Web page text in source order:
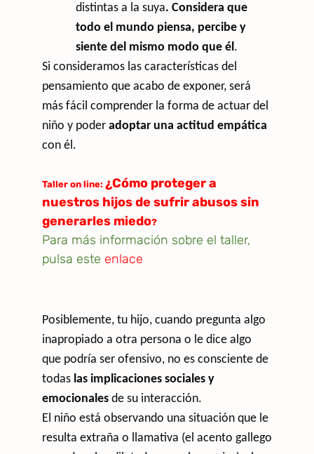
distintas a la suya. Considera que
todo el mundo piensa, percibe y
siente del mismo modo que él .
Si consideramos las características del
pensamiento que acabo de exponer, será
más fácil comprender la forma de actuar del
niño y poder adoptar una actitud empática
con él.
Taller on line: ¿Cómo proteger a
nuestros hijos de sufrir abusos sin
generarles miedo?
Para más información sobre el taller,
pulsa este enlace
Posiblemente, tu hijo, cuando pregunta algo
inapropiado a otra persona o le dice algo
que podría ser ofensivo, no es consciente de
todas las implicaciones sociales y
emocionales de su interacción.
El niño está observando una situación que le
resulta extraña o llamativa (el acento gallego